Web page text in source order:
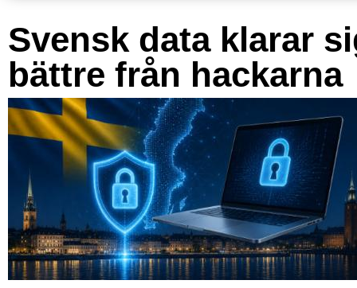
Svensk data klarar
bättre från hackarna